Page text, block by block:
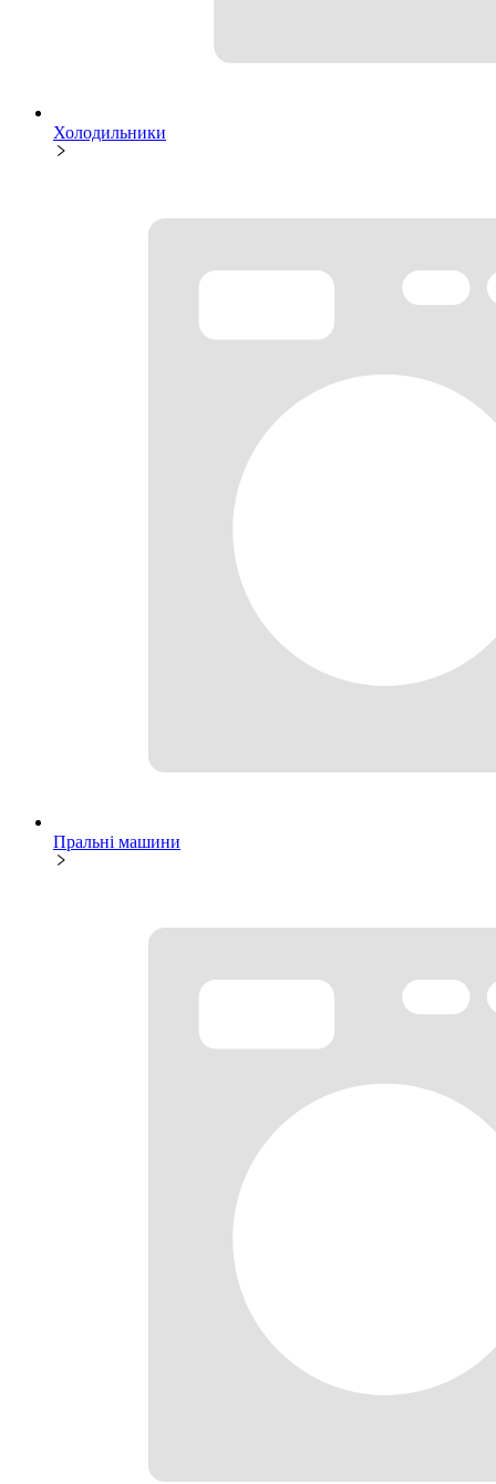
Холодильники
Пральні машини